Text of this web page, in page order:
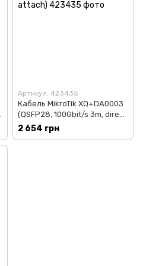
Артикул: 423435
Кабель MikroTik XQ+DA0003
(QSFP28, 100Gbit/s 3m, direct
attach)
2 654 грн